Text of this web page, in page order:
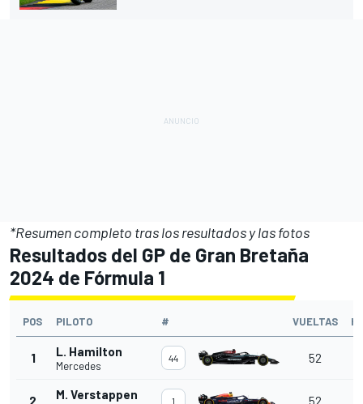
*Resumen completo tras los resultados y las fotos
Resultados del GP de Gran Bretaña
2024 de Fórmula 1
POS PILOTO # VUELTAS
1 L. Hamilton
Mercedes
44 52
2 M. Verstappen 1 52